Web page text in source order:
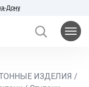
Дону
ИЗДЕЛИЯ /